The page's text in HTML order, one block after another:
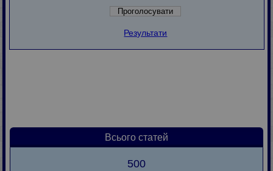
Результати
Всього статей
500